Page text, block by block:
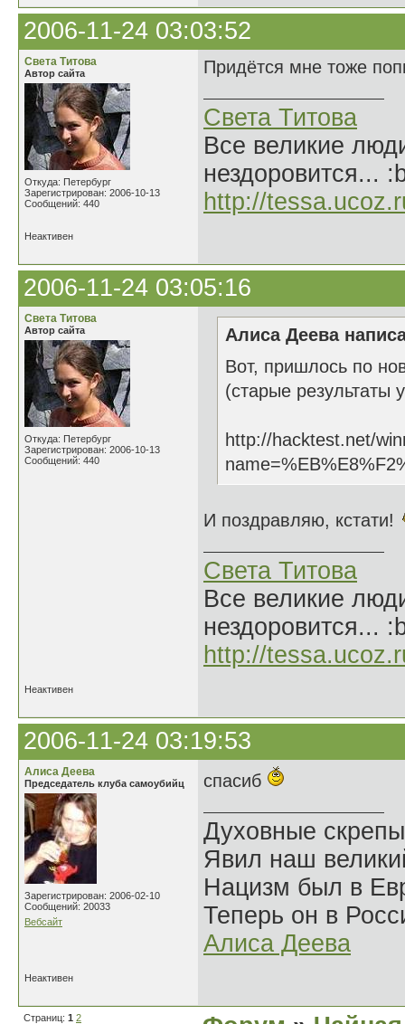
2006-11-24 03:03:52
Света Титова
Автор сайта
Откуда: Петербург
Зарегистрирован: 2006-10-13
Сообщений: 440
Придётся мне тоже
Света Титова
Все великие
нездоровится...
http://
Неактивен
2006-11-24 03:05:16
Света Титова
Автор сайта
Откуда: Петербург
Зарегистрирован: 2006-10-13
Сообщений: 440
Алиса Деева
Вот, пришлось по
(старые результаты
http://hacktest.net/
И поздравляю, кстати!
Света Титова
Все великие
нездоровится...
http://
Неактивен
2006-11-24 03:19:53
Алиса Деева
Председатель клуба самоубийц
Зарегистрирован: 2006-02-10
Сообщений: 20033
Вебсайт
спасиб
Духовные
Явил наш
Нацизм был в
Теперь он в
Алиса Деева
Неактивен
Страниц: 1 2